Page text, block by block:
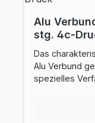
und direkt
Einsatz sind. errechneter Preis ist inkl. 1-seitigen
Direktdruck
Alu
stg. 4c-
Das
Alu Verbund
spezielles
und
wird. Diese